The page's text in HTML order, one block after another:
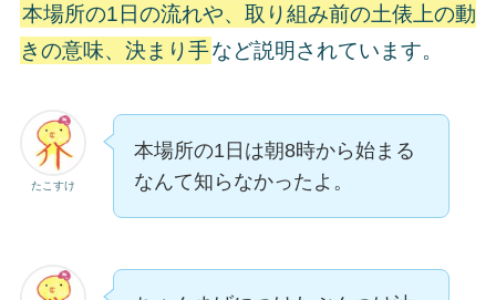
本場所の1日の流れや、取り組み前の土俵上の動
きの意味、決まり手など説明されています。
たこすけ
本場所の1日は朝8時から始まる
なんて知らなかったよ。